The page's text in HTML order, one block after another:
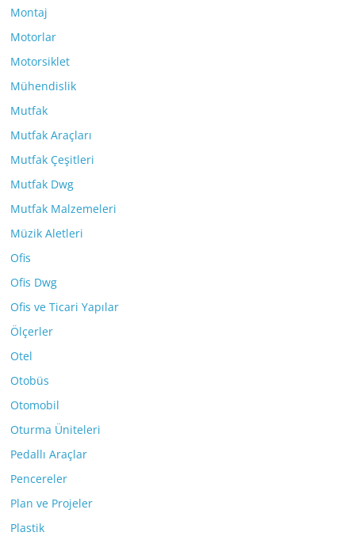
Montaj
Motorlar
Motorsiklet
Mühendislik
Mutfak
Mutfak Araçları
Mutfak Çeşitleri
Mutfak Dwg
Mutfak Malzemeleri
Müzik Aletleri
Ofis
Ofis Dwg
Ofis ve Ticari Yapılar
Ölçerler
Otel
Otobüs
Otomobil
Oturma Üniteleri
Pedallı Araçlar
Pencereler
Plan ve Projeler
Plastik